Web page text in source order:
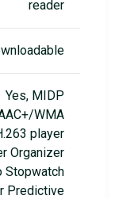
reader
Yes, MIDP
WMA
player
Organizer
Stopwatch
Predictive